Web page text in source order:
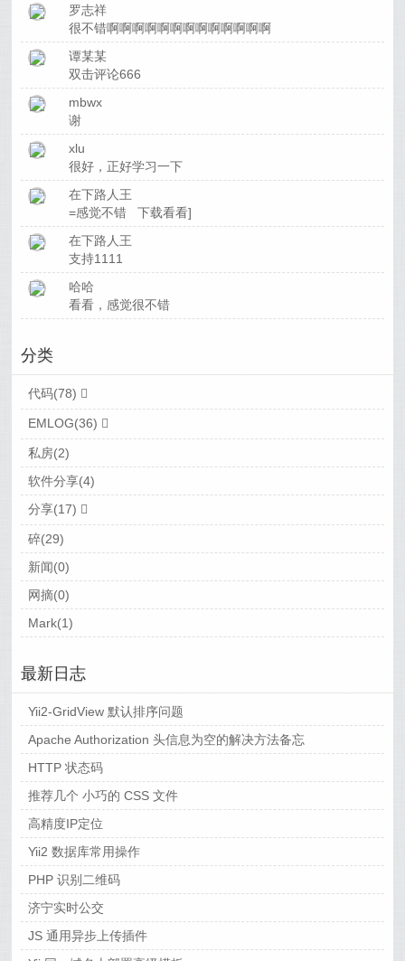
罗志祥
很不错啊啊啊啊啊啊啊啊啊啊啊啊啊
谭某某
双击评论666
mbwx
谢
xlu
很好，正好学习一下
在下路人王
=感觉不错 下载看看]
在下路人王
支持1111
哈哈
看看，感觉很不错
分类
代码(78)
EMLOG(36)
私房(2)
软件分享(4)
分享(17)
碎(29)
新闻(0)
网摘(0)
Mark(1)
最新日志
Yii2-GridView 默认排序问题
Apache Authorization 头信息为空的解决方法备忘
HTTP 状态码
推荐几个 小巧的 CSS 文件
高精度IP定位
Yii2 数据库常用操作
PHP 识别二维码
济宁实时公交
JS 通用异步上传插件